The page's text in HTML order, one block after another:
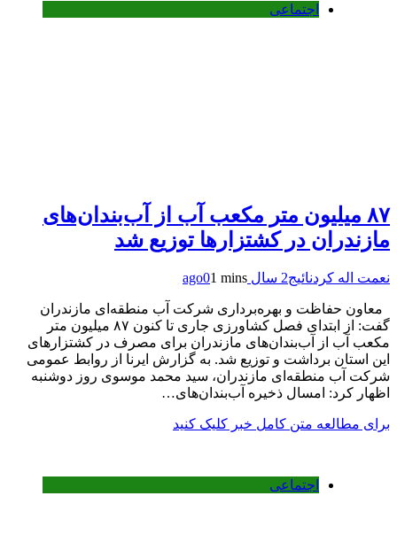
اجتماعی
۸۷ میلیون متر مکعب آب از آب‌بندان‌های
مازندران در کشتزارها توزیع شد
نعمت اله کردنائیج2 سال ago 01 mins
معاون حفاظت و بهره‌برداری شرکت آب منطقه‌ای مازندران
گفت: از ابتدای فصل کشاورزی جاری تا کنون ۸۷ میلیون متر
مکعب آب از آب‌بندان‌های مازندران برای مصرف در کشتزارهای
این استان برداشت و توزیع شد. به گزارش ایرنا از روابط عمومی
شرکت آب منطقه‌ای مازندران، سید محمد موسوی روز دوشنبه
اظهار کرد: امسال ذخیره آب‌بندان‌های…
برای مطالعه متن کامل خبر کلیک کنید
اجتماعی